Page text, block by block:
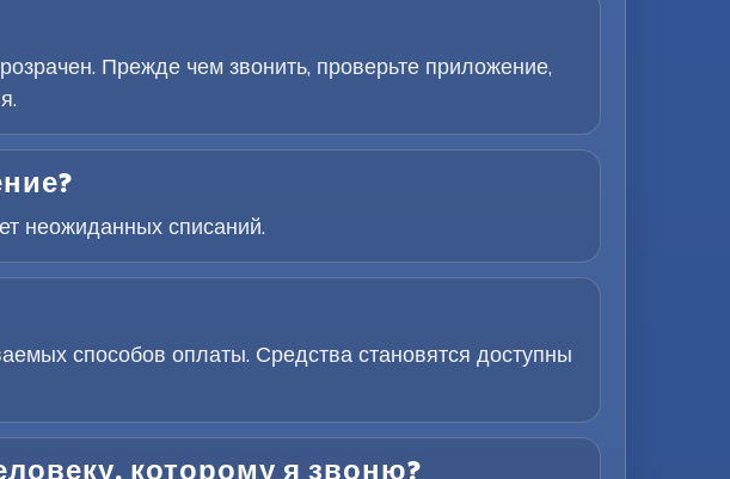
Прежде чем звонить, проверьте приложение,
неожиданных списаний.
способов оплаты. Средства становятся доступны